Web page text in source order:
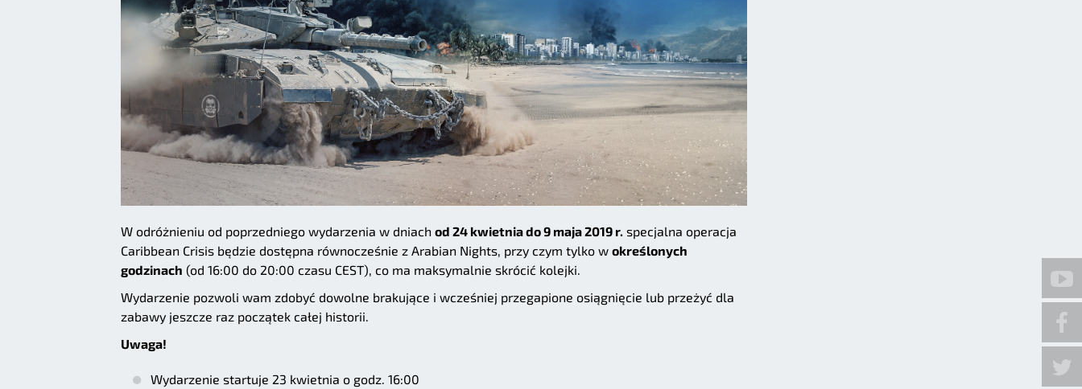
W odróżnieniu od poprzedniego wydarzenia w dniach od 24 kwietnia do 9 maja 2019 r. specjalna operacja
Caribbean Crisis będzie dostępna równocześnie z Arabian Nights, przy czym tylko w określonych
godzinach (od 16:00 do 20:00 czasu CEST), co ma maksymalnie skrócić kolejki.
Wydarzenie pozwoli wam zdobyć dowolne brakujące i wcześniej przegapione osiągnięcie lub przeżyć dla
zabawy jeszcze raz początek całej historii.
Uwaga!
Wydarzenie startuje 23 kwietnia o godz. 16:00